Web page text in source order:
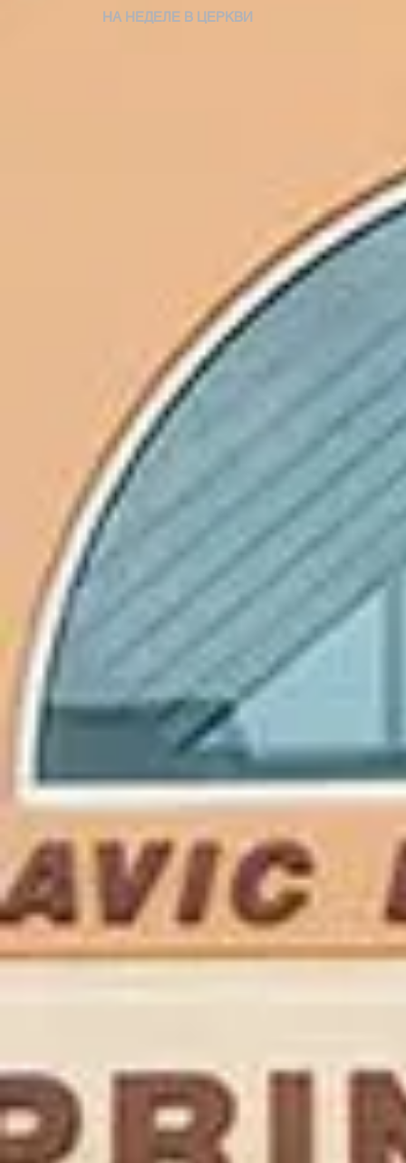
НА НЕДЕЛЕ В ЦЕРКВИ